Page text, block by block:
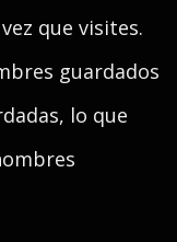
que visites.
guardados
lo que